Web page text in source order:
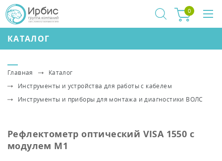
КАТАЛОГ
0
Главная
Каталог
Инструменты и устройства для работы с кабелем
Инструменты и приборы для монтажа и диагностики ВОЛС
Рефлектометр оптический VISA 1550 с
модулем M1